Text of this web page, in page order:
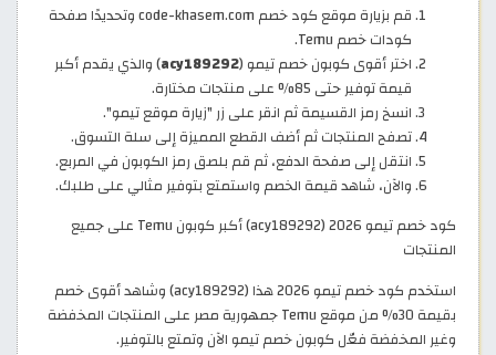
قم بزيارة موقع كود خصم code-khasem.com وتحديدًا صفحة
كودات خصم Temu.
اختر أقوى كوبون خصم تيمو (acy189292) والذي يقدم أكبر
قيمة توفير حتى 85% على منتجات مختارة.
انسخ رمز القسيمة ثم انقر على زر "زيارة موقع تيمو".
تصفح المنتجات ثم أضف القطع المميزة إلى سلة التسوق.
انتقل إلى صفحة الدفع، ثم قم بلصق رمز الكوبون في المربع.
والآن، شاهد قيمة الخصم واستمتع بتوفير مثالي على طلبك.
كود خصم تيمو 2026 (acy189292) أكبر كوبون Temu على جميع
المنتجات
استخدم كود خصم تيمو 2026 هذا (acy189292) وشاهد أقوى خصم
بقيمة 30% من موقع Temu جمهورية مصر على المنتجات المخفضة
وغير المخفضة فعّل كوبون خصم تيمو الآن وتمتع بالتوفير.